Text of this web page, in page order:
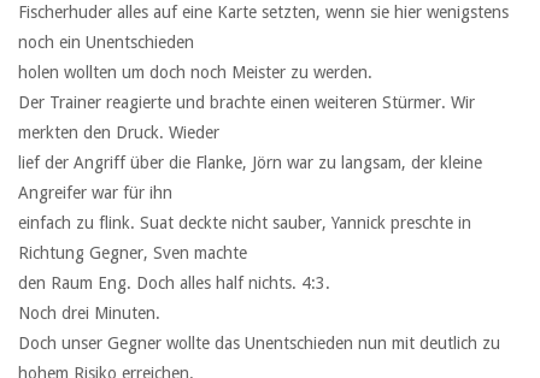
Fischerhuder alles auf eine Karte setzten, wenn sie hier wenigstens
noch ein Unentschieden
holen wollten um doch noch Meister zu werden.
Der Trainer reagierte und brachte einen weiteren Stürmer. Wir
merkten den Druck. Wieder
lief der Angriff über die Flanke, Jörn war zu langsam, der kleine
Angreifer war für ihn
einfach zu flink. Suat deckte nicht sauber, Yannick preschte in
Richtung Gegner, Sven machte
den Raum Eng. Doch alles half nichts. 4:3.
Noch drei Minuten.
Doch unser Gegner wollte das Unentschieden nun mit deutlich zu
hohem Risiko erreichen.